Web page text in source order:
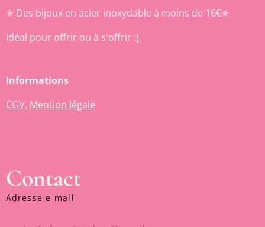
✯ Des bijoux en acier inoxydable à moins de 16€✯
Idéal pour offrir ou à s'offrir :)
Informations
CGV, Mention légale
Contact
Adresse e-mail